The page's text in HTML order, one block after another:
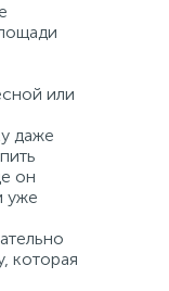
или
даже
он
уже
которая